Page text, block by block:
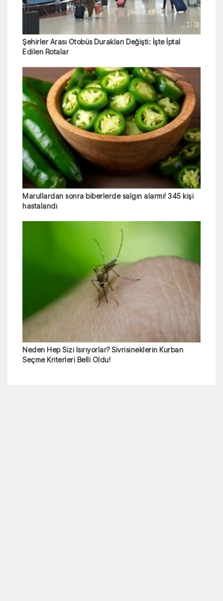
Şehirler Arası Otobüs Durakları Değişti: İşte İptal
Edilen Rotalar
Marullardan sonra biberlerde salgın alarmı! 345 kişi
hastalandı
Neden Hep Sizi Isırıyorlar? Sivrisineklerin Kurban
Seçme Kriterleri Belli Oldu!